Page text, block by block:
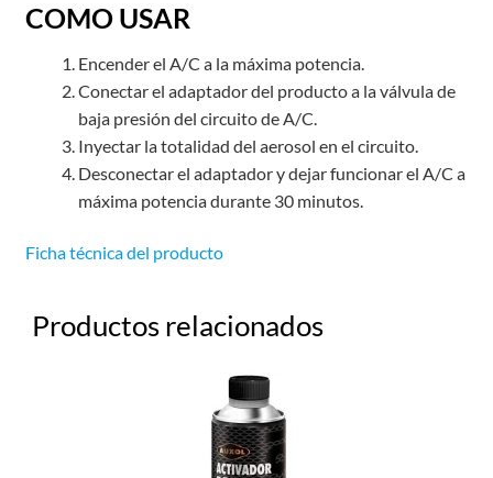
COMO USAR
Encender el A/C a la máxima potencia.
Conectar el adaptador del producto a la válvula de
baja presión del circuito de A/C.
Inyectar la totalidad del aerosol en el circuito.
Desconectar el adaptador y dejar funcionar el A/C a
máxima potencia durante 30 minutos.
Ficha técnica del producto
Productos relacionados